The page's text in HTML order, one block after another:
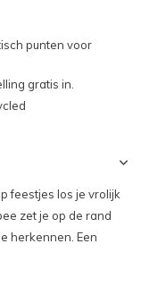
punten voor
gratis in.
feestjes los je vrolijk
zet je op de rand
herkennen. Een